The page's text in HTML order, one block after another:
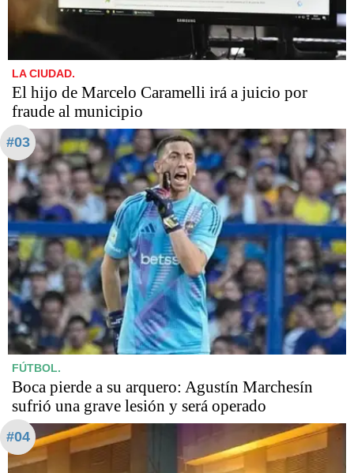
LA CIUDAD.
​​​​​El hijo de Marcelo Caramelli irá a juicio por
fraude al municipio
#03
FÚTBOL.
Boca pierde a su arquero: Agustín Marchesín
sufrió una grave lesión y será operado
#04